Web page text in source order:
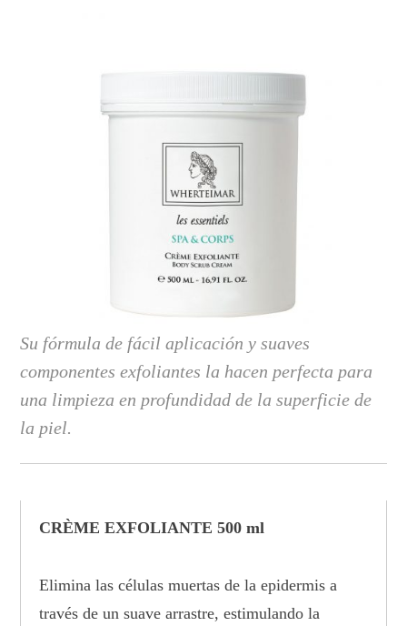
Su fórmula de fácil aplicación y suaves
componentes exfoliantes la hacen perfecta para
una limpieza en profundidad de la superficie de
la piel.
CRÈME EXFOLIANTE 500 ml
Elimina las células muertas de la epidermis a
través de un suave arrastre, estimulando la